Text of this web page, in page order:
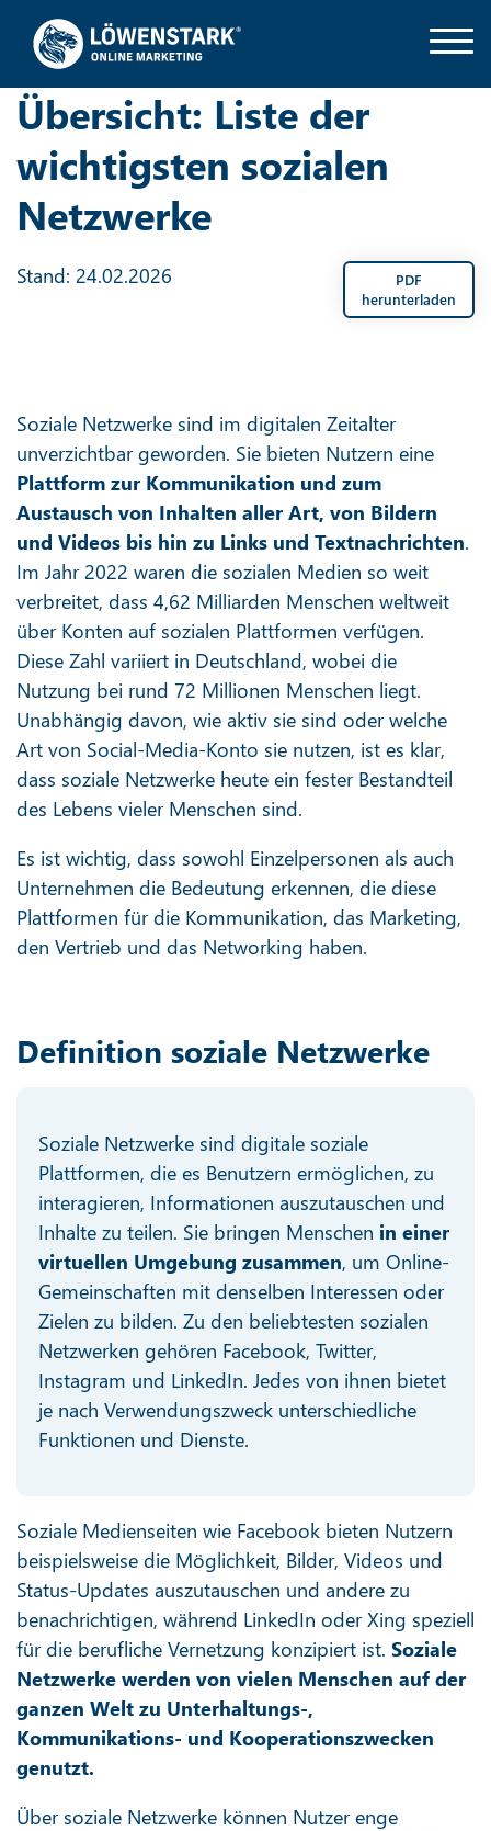
Übersicht: Liste der
wichtigsten sozialen
Netzwerke
PDF
herunterladen
Stand: 24.02.2026
Soziale Netzwerke sind im digitalen Zeitalter
unverzichtbar geworden. Sie bieten Nutzern eine
Plattform zur Kommunikation und zum
Austausch von Inhalten aller Art, von Bildern
und Videos bis hin zu Links und Textnachrichten.
Im Jahr 2022 waren die sozialen Medien so weit
verbreitet, dass 4,62 Milliarden Menschen weltweit
über Konten auf sozialen Plattformen verfügen.
Diese Zahl variiert in Deutschland, wobei die
Nutzung bei rund 72 Millionen Menschen liegt.
Unabhängig davon, wie aktiv sie sind oder welche
Art von Social-Media-Konto sie nutzen, ist es klar,
dass soziale Netzwerke heute ein fester Bestandteil
des Lebens vieler Menschen sind.
Es ist wichtig, dass sowohl Einzelpersonen als auch
Unternehmen die Bedeutung erkennen, die diese
Plattformen für die Kommunikation, das Marketing,
den Vertrieb und das Networking haben.
Definition soziale Netzwerke
Soziale Netzwerke sind digitale soziale
Plattformen, die es Benutzern ermöglichen, zu
interagieren, Informationen auszutauschen und
Inhalte zu teilen. Sie bringen Menschen in einer
virtuellen Umgebung zusammen, um Online-
Gemeinschaften mit denselben Interessen oder
Zielen zu bilden. Zu den beliebtesten sozialen
Netzwerken gehören Facebook, Twitter,
Instagram und LinkedIn. Jedes von ihnen bietet
je nach Verwendungszweck unterschiedliche
Funktionen und Dienste.
Soziale Medienseiten wie Facebook bieten Nutzern
beispielsweise die Möglichkeit, Bilder, Videos und
Status-Updates auszutauschen und andere zu
benachrichtigen, während LinkedIn oder Xing speziell
für die berufliche Vernetzung konzipiert ist. Soziale
Netzwerke werden von vielen Menschen auf der
ganzen Welt zu Unterhaltungs-,
Kommunikations- und Kooperationszwecken
genutzt.
Über soziale Netzwerke können Nutzer enge